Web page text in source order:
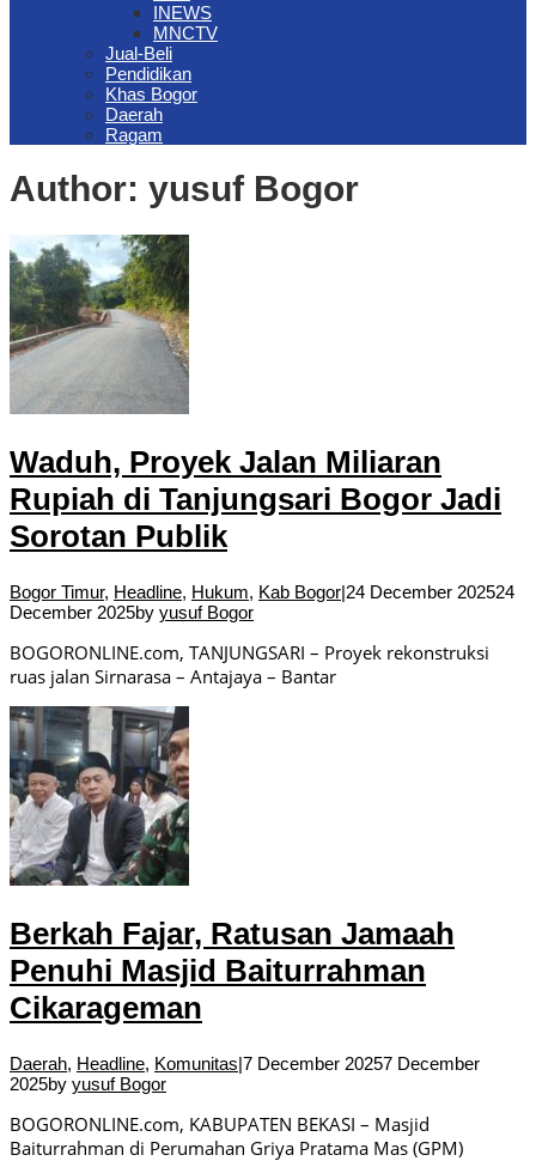
INEWS
MNCTV
Jual-Beli
Pendidikan
Khas Bogor
Daerah
Ragam
Author: yusuf Bogor
Waduh, Proyek Jalan Miliaran
Rupiah di Tanjungsari Bogor Jadi
Sorotan Publik
Bogor Timur, Headline, Hukum, Kab Bogor|24 December 202524
December 2025by yusuf Bogor
BOGORONLINE.com, TANJUNGSARI – Proyek rekonstruksi
ruas jalan Sirnarasa – Antajaya – Bantar
Berkah Fajar, Ratusan Jamaah
Penuhi Masjid Baiturrahman
Cikarageman
Daerah, Headline, Komunitas|7 December 20257 December
2025by yusuf Bogor
BOGORONLINE.com, KABUPATEN BEKASI – Masjid
Baiturrahman di Perumahan Griya Pratama Mas (GPM)